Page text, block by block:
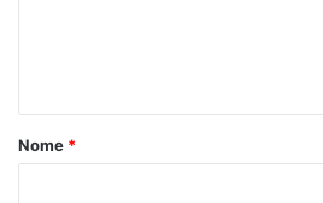
o
Nome *